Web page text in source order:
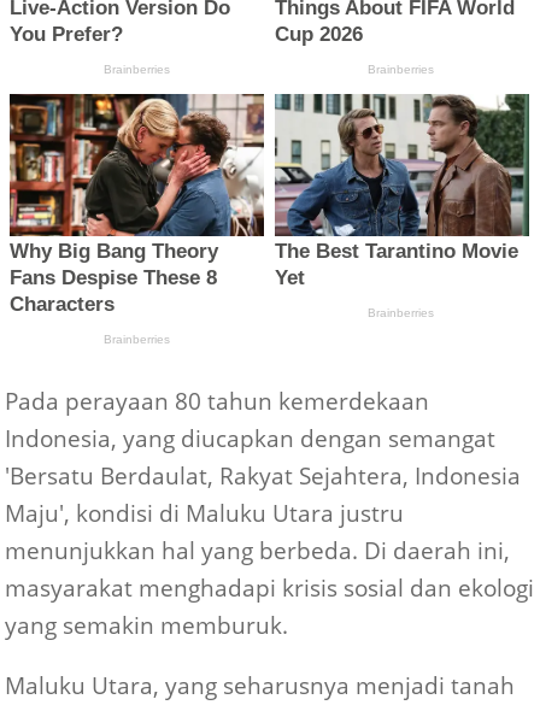
Pada perayaan 80 tahun kemerdekaan
Indonesia, yang diucapkan dengan semangat
'Bersatu Berdaulat, Rakyat Sejahtera, Indonesia
Maju', kondisi di Maluku Utara justru
menunjukkan hal yang berbeda. Di daerah ini,
masyarakat menghadapi krisis sosial dan ekologi
yang semakin memburuk.
Maluku Utara, yang seharusnya menjadi tanah